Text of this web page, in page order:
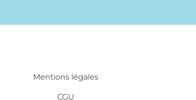
Mentions légales
CGU